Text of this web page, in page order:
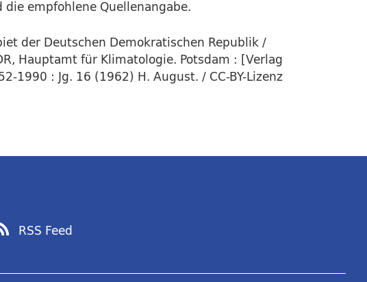
empfohlene Quellenangabe.
der Deutschen Demokratischen Republik /
Hauptamt für Klimatologie. Potsdam : [Verlag
: Jg. 16 (1962) H. August. / CC-BY-Lizenz
RSS Feed